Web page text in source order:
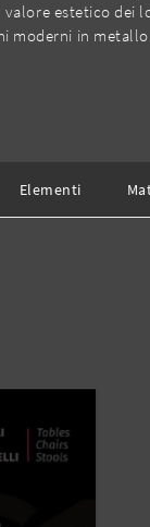
estetico
moderni in
Elementi